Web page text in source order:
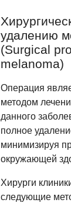
удалению
(Surgical
melanoma)
Операция
методом
данного
полное
минимизируя
окружающей
Хирурги
следующие